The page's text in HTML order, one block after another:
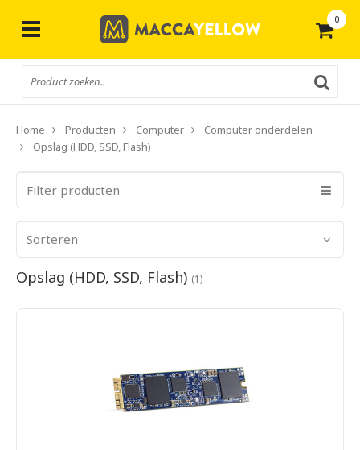
0
Home Producten Computer
Computer onderdelen
Opslag (HDD, SSD, Flash)
Filter producten
Sorteren
Opslag (HDD, SSD, Flash) (1)